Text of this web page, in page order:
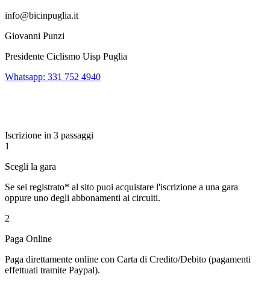
info@bicinpuglia.it
Giovanni Punzi
Presidente Ciclismo Uisp Puglia
Whatsapp: 331 752 4940
Iscrizione in 3 passaggi
1
Scegli la gara
Se sei registrato* al sito puoi acquistare l'iscrizione a una gara
oppure uno degli abbonamenti ai circuiti.
2
Paga Online
Paga direttamente online con Carta di Credito/Debito (pagamenti
effettuati tramite Paypal).